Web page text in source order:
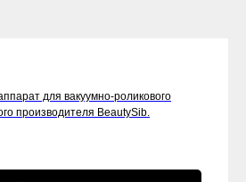
для вакуумно-роликового
производителя BeautySib.